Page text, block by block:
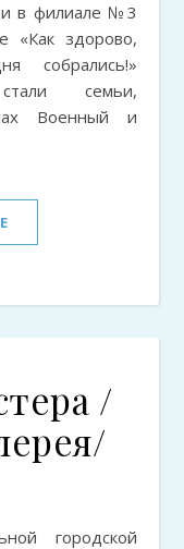
«Как здорово,
собрались!»
семьи,
Военный и
/